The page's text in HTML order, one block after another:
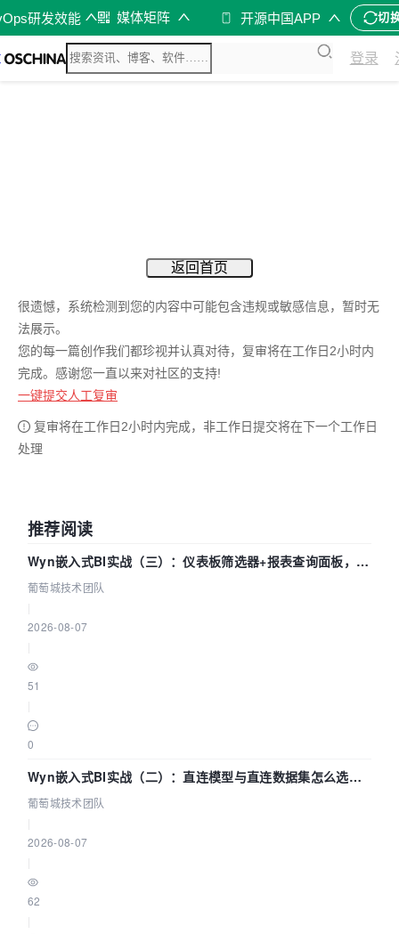
研发效能 媒体矩阵 开源中国APP 切
登录
返回首页
很遗憾，系统检测到您的内容中可能包含违规或敏感信息，暂时无
法展示。
您的每一篇创作我们都珍视并认真对待，复审将在工作日2小时内
完成。感谢您一直以来对社区的支持!
一键提交人工复审
复审将在工作日2小时内完成，非工作日提交将在下一个工作日
处理
推荐阅读
Wyn嵌入式BI实战（三）：仪表板筛选器+报表查询面板，参
数联动全闭环
葡萄城技术团队
2026-08-07
51
0
Wyn嵌入式BI实战（二）：直连模型与直连数据集怎么选，
参数为什么不生效？| 葡萄城技术团队
葡萄城技术团队
2026-08-07
62